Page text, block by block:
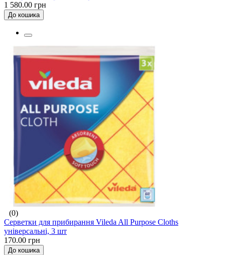
1 580.00 грн
До кошика
(0)
Серветки для прибирання Vileda All Purpose Cloths
універсальні, 3 шт
170.00 грн
До кошика